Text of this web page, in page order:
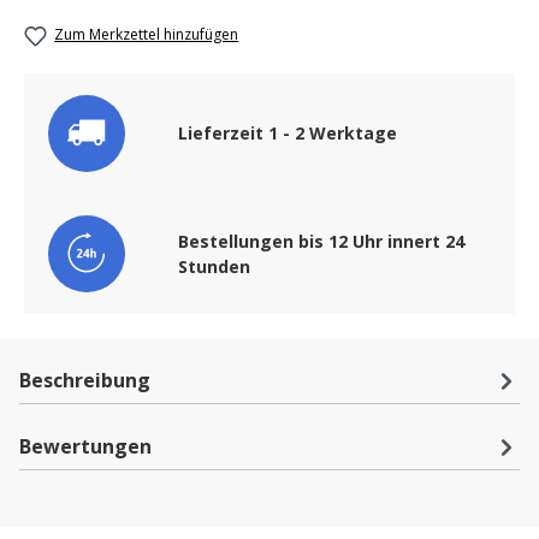
Zum Merkzettel hinzufügen
Lieferzeit 1 - 2 Werktage
Bestellungen bis 12 Uhr innert 24
Stunden
Beschreibung
Bewertungen